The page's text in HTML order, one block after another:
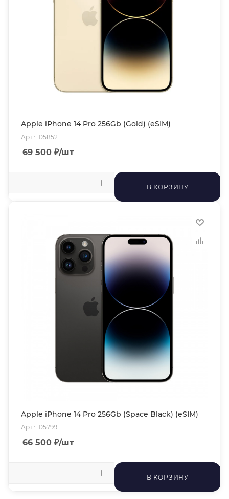
Apple iPhone 14 Pro 256Gb (Gold) (eSIM)
Арт.: 105852
69 500 ₽/шт
В КОРЗИНУ
Apple iPhone 14 Pro 256Gb (Space Black) (eSIM)
Арт.: 105799
66 500 ₽/шт
В КОРЗИНУ